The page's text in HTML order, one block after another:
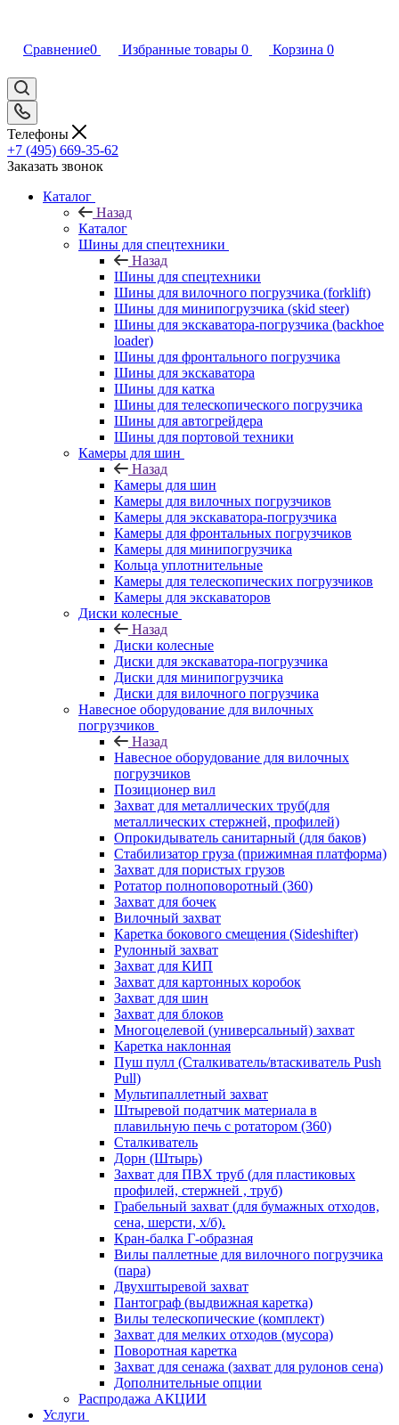
Сравнение0 Избранные товары 0 Корзина 0
Телефоны
+7 (495) 669-35-62
Заказать звонок
Каталог
Назад
Каталог
Шины для спецтехники
Назад
Шины для спецтехники
Шины для вилочного погрузчика (forklift)
Шины для минипогрузчика (skid steer)
Шины для экскаватора-погрузчика (backhoe
loader)
Шины для фронтального погрузчика
Шины для экскаватора
Шины для катка
Шины для телескопического погрузчика
Шины для автогрейдера
Шины для портовой техники
Камеры для шин
Назад
Камеры для шин
Камеры для вилочных погрузчиков
Камеры для экскаватора-погрузчика
Камеры для фронтальных погрузчиков
Камеры для минипогрузчика
Кольца уплотнительные
Камеры для телескопических погрузчиков
Камеры для экскаваторов
Диски колесные
Назад
Диски колесные
Диски для экскаватора-погрузчика
Диски для минипогрузчика
Диски для вилочного погрузчика
Навесное оборудование для вилочных
погрузчиков
Назад
Навесное оборудование для вилочных
погрузчиков
Позиционер вил
Захват для металлических труб(для
металлических стержней, профилей)
Опрокидыватель санитарный (для баков)
Стабилизатор груза (прижимная платформа)
Захват для пористых грузов
Ротатор полноповоротный (360)
Захват для бочек
Вилочный захват
Каретка бокового смещения (Sideshifter)
Рулонный захват
Захват для КИП
Захват для картонных коробок
Захват для шин
Захват для блоков
Многоцелевой (универсальный) захват
Каретка наклонная
Пуш пулл (Сталкиватель/втаскиватель Push
Pull)
Мультипаллетный захват
Штыревой податчик материала в
плавильную печь с ротатором (360)
Сталкиватель
Дорн (Штырь)
Захват для ПВХ труб (для пластиковых
профилей, стержней , труб)
Грабельный захват (для бумажных отходов,
сена, шерсти, х/б).
Кран-балка Г-образная
Вилы паллетные для вилочного погрузчика
(пара)
Двухштыревой захват
Пантограф (выдвижная каретка)
Вилы телескопические (комплект)
Захват для мелких отходов (мусора)
Поворотная каретка
Захват для сенажа (захват для рулонов сена)
Дополнительные опции
Распродажа АКЦИИ
Услуги